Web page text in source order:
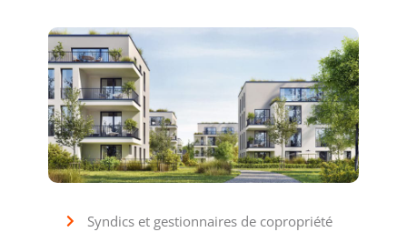
Syndics et gestionnaires de copropriété